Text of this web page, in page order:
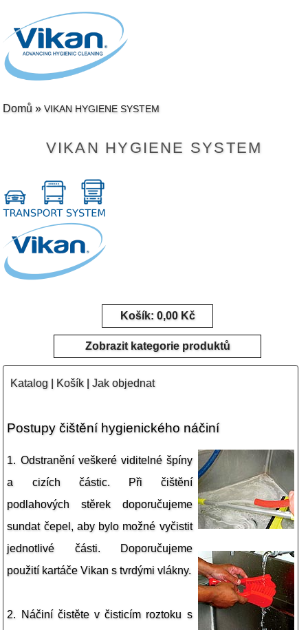
Domů » VIKAN HYGIENE SYSTEM
VIKAN HYGIENE SYSTEM
Košík: 0,00 Kč
Zobrazit kategorie produktů
Katalog Košík |Jak objednat
Postupy čištění hygienického náčiní
1. Odstranění veškeré viditelné špíny
a cizích částic. Při čištění
podlahových stěrek doporučujeme
sundat čepel, aby bylo možné vyčistit
jednotlivé části. Doporučujeme
použití kartáče Vikan s tvrdými vlákny.
2. Náčiní čistěte v čisticím roztoku s